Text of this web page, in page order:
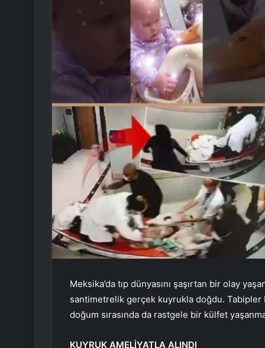
Meksika’da tıp dünyasını şaşırtan bir olay
santimetrelik gerçek kuyrukla doğdu. Tabipler
doğum sırasında da rastgele bir külfet
KUYRUK AMELİYATLA ALINDI